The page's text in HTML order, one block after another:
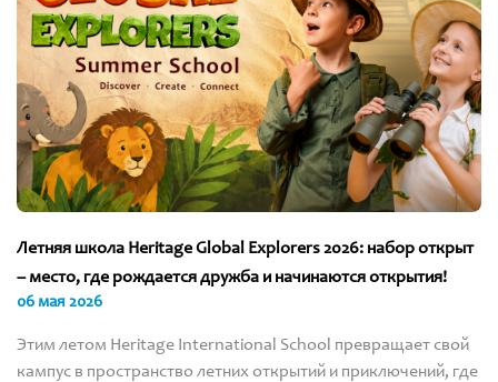
Летняя школа Heritage Global Explorers 2026: набор открыт
– место, где рождается дружба и начинаются открытия!
06 мая 2026
Этим летом Heritage International School превращает свой
кампус в пространство летних открытий и приключений, где